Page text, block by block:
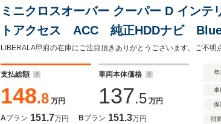
ミニクロスオーバー クーパー D イン
トアクセス ACC 純正HDDナビ
電動テールゲート LEDヘッドライト
ETC アンビエントライト
支払総額
148.8 万円
車両本体価格
137.5 万円
Aプラン 151.7万円 Bプラン 151.3万円
年
車
保
排